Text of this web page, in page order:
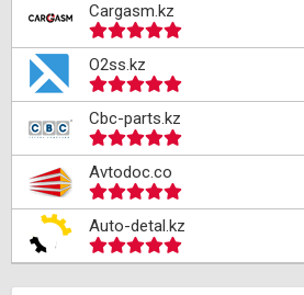
Cargasm.kz
O2ss.kz
Cbc-parts.kz
Avtodoc.co
Auto-detal.kz